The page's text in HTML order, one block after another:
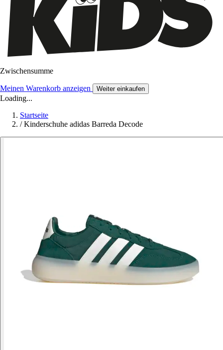
Zwischensumme
Meinen Warenkorb anzeigen Weiter einkaufen
Loading...
Startseite
/ Kinderschuhe adidas Barreda Decode